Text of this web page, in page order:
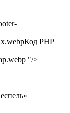
Код PHP
"/>